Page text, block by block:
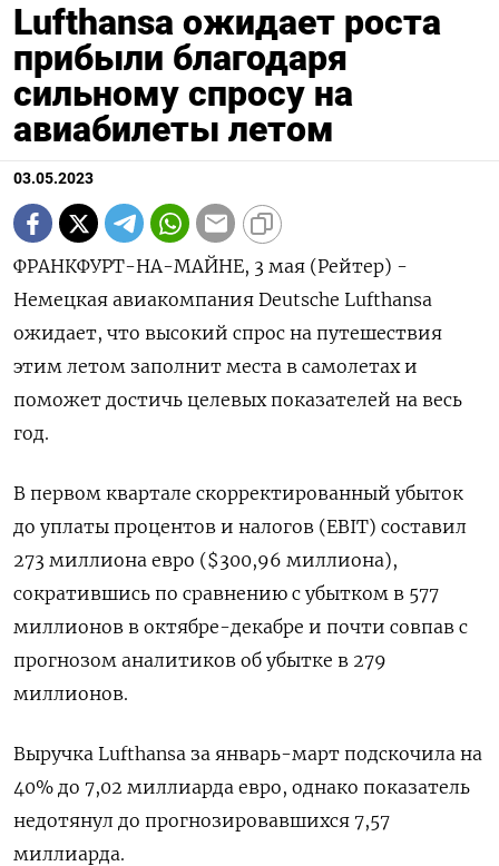
Lufthansa ожидает роста
прибыли благодаря
сильному спросу на
авиабилеты летом
03.05.2023
ФРАНКФУРТ-НА-МАЙНЕ, 3 мая (Рейтер) -
Немецкая авиакомпания Deutsche Lufthansa
ожидает, что высокий спрос на путешествия
этим летом заполнит места в самолетах и
поможет достичь целевых показателей на весь
год.
В первом квартале скорректированный убыток
до уплаты процентов и налогов (EBIT) составил
273 миллиона евро ($300,96 миллиона),
сократившись по сравнению с убытком в 577
миллионов в октябре-декабре и почти совпав с
прогнозом аналитиков об убытке в 279
миллионов.
Выручка Lufthansa за январь-март подскочила на
40% до 7,02 миллиарда евро, однако показатель
недотянул до прогнозировавшихся 7,57
миллиарда.